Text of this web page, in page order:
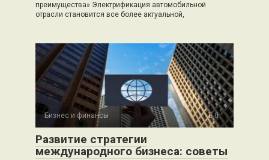
преимущества» Электрификация автомобильной
отрасли становится все более актуальной,
Бизнес и финансы 0
Развитие стратегии
международного бизнеса: советы